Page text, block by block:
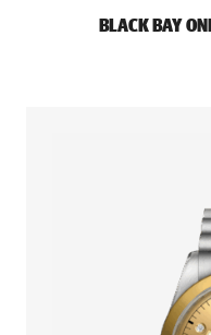
BLACK BAY